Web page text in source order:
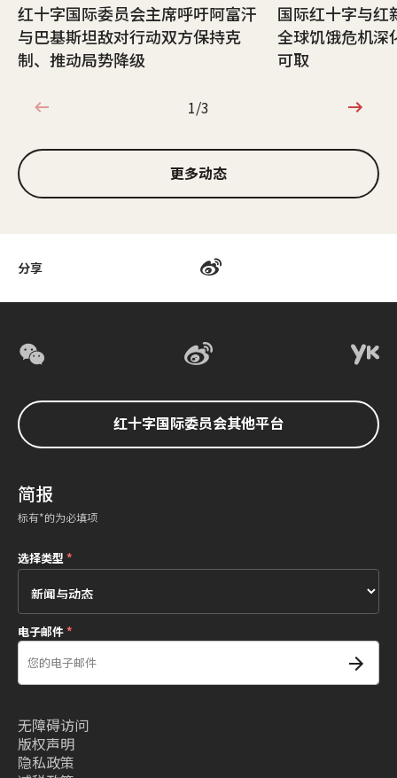
分享
红十字国际委员会主席呼吁阿富汗
与巴基斯坦敌对行动双方保持克
制、推动局势降级
国际红十字与红
全球饥饿危机深
可取
1/3
1/3
更多动态
红十字国际委员会其他平台
简报
标有*的为必填项
选择类型 *
电子邮件*
无障碍访问
版权声明
隐私政策